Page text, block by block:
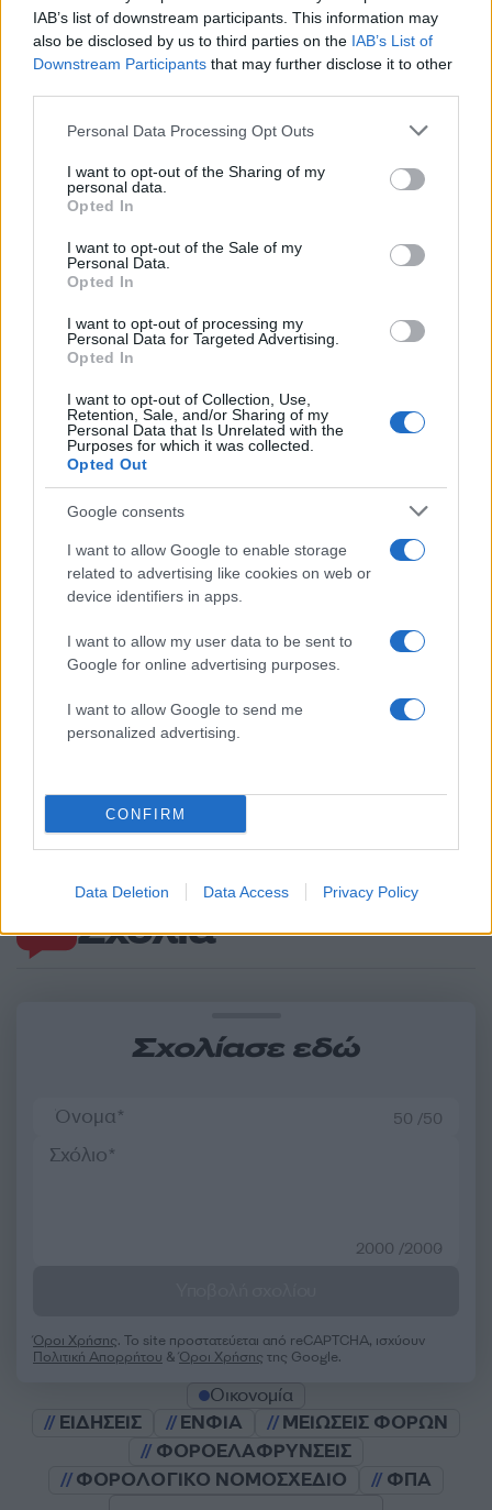
IAB’s list of downstream participants. This information may
also be disclosed by us to third parties on the IAB’s List of
Downstream Participants that may further disclose it to other
Please note that this website/app uses one or more Google
not limited to your visit or usage behaviour. You may click to
grant or deny consent to Google and its third-party tags to
use your data for below specified purposes in below Google
consent section.
Personal Data Processing Opt Outs
I want to opt-out of the Sharing of my
personal data.
Opted In
I want to opt-out of the Sale of my
Personal Data.
Opted In
I want to opt-out of processing my
Personal Data for Targeted Advertising.
Opted In
I want to opt-out of Collection, Use,
Retention, Sale, and/or Sharing of my
Personal Data that Is Unrelated with the
Purposes for which it was collected.
Opted Out
Google consents
I want to allow Google to enable storage
related to advertising like cookies on web or
device identifiers in apps.
I want to allow my user data to be sent to
Google for online advertising purposes.
I want to allow Google to send me
personalized advertising.
CONFIRM
Data Deletion Data Access Privacy Policy
συναλλαγής που αφορά αγορά προϊόντων
ή παροχή υπηρεσιών. Το όριο αυτό
αναμένεται ναμειωθείαπό τα 500 στα
400 ή στα 300 ευρώ ή ακόμη και στα 200
ευρώ ανά συναλλαγή.
ΔΙΑΦΗΜΙΣΗ
Σχόλια
Σχολίασε εδώ
50 /50
2000 /2000
Όροι Χρήσης. Το site προστατεύεται από reCAPTCHA, ισχύουν
Πολιτική Απορρήτου &Όροι Χρήσης της Google.
Οικονομία
ΕΙΔΗΣΕΙΣ
ΕΝΦΙΑ
ΜΕΙΩΣΕΙΣ ΦΟΡΩΝ
ΦΟΡΟΕΛΑΦΡΥΝΣΕΙΣ
ΦΟΡΟΛΟΓΙΚΟ ΝΟΜΟΣΧΕΔΙΟ
ΦΠΑ
Αν τα χάσατε
έφτασε από τη Βρετανία –
Η μεταγωγή στην Ελλάδα
και τα στοιχεία που την
εμπλέκουν
ο ιδιοκτήτης του
Ξηρονομή